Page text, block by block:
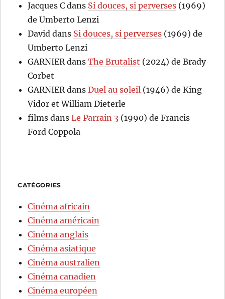
Jacques C dans Si douces, si perverses (1969)
de Umberto Lenzi
David dans Si douces, si perverses (1969) de
Umberto Lenzi
GARNIERdansThe Brutalist (2024) de Brady
Corbet
GARNIERdansDuel au soleil (1946) de King
Vidor et William Dieterle
films dansLe Parrain 3 (1990) de Francis
Ford Coppola
CATÉGORIES
Cinéma africain
Cinéma américain
Cinéma anglais
Cinéma asiatique
Cinéma australien
Cinéma canadien
Cinéma européen